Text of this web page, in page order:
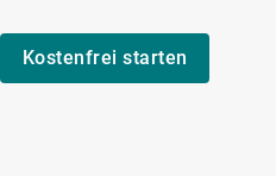
Kostenfrei starten